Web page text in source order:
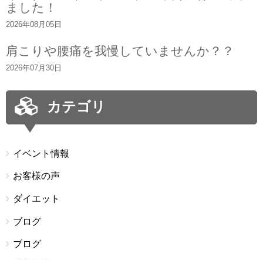
ました！
2026年08月05日
肩こりや腰痛を我慢していませんか？？
2026年07月30日
カテゴリ
イベント情報
お客様の声
ダイエット
ブログ
ブログ